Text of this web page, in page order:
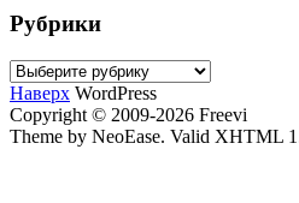
Рубрики
Рубрики
Наверх WordPress
Copyright © 2009-2026 Freevi
Theme by NeoEase. Valid XHTML